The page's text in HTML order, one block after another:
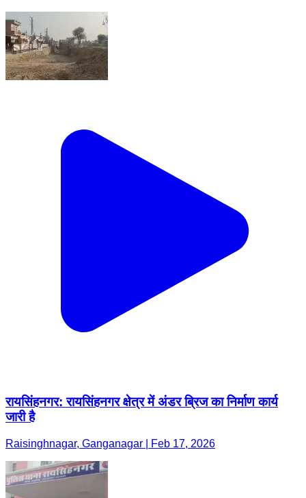
रायसिंहनगर: रायसिंहनगर क्षेत्र में अंडर ब्रिज का निर्माण कार्य
जारी है
Raisinghnagar, Ganganagar | Feb 17, 2026